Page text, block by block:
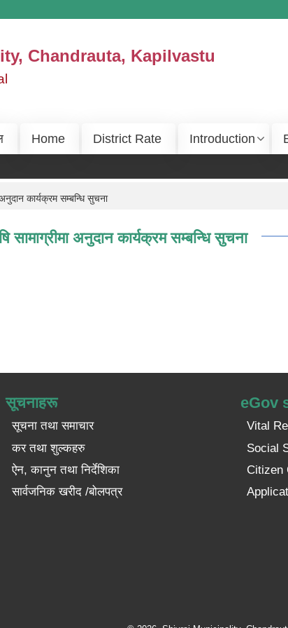
Chandrauta, Kapilvastu
Home District Rate Introduction
कार्यक्रम सम्बन्धि सुचना
सामाग्रीमा अनुदान कार्यक्रम सम्बन्धि सुचना
सूचनाहरू
सूचना तथा समाचार
कर तथा शुल्कहरु
ऐन, कानुन तथा निर्देशिका
सार्वजनिक खरीद /बोलपत्र
eGov
Vital
Social
Citizen